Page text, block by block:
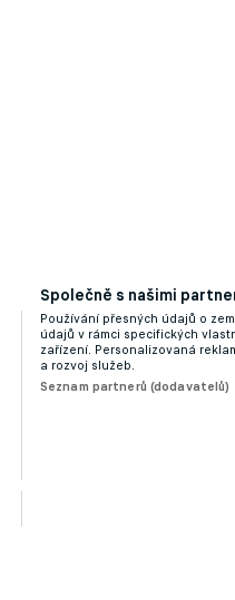
Společně s našimi
Používání přesných údajů o
údajů v rámci specifických
zařízení. Personalizovaná
a rozvoj služeb.
Seznam partnerů (dodavatelů)